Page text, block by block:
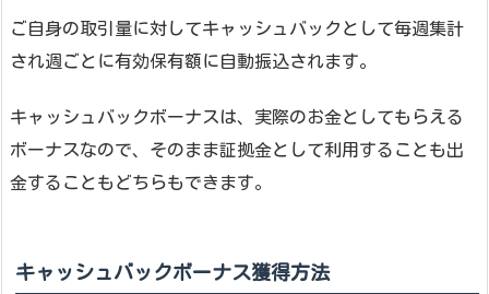
ご自身の取引量に対してキャッシュバックとして毎週集計
され週ごとに有効保有額に自動振込されます。
キャッシュバックボーナスは、実際のお金としてもらえる
ボーナスなので、そのまま証拠金として利用することも出
金することもどちらもできます。
キャッシュバックボーナス獲得方法